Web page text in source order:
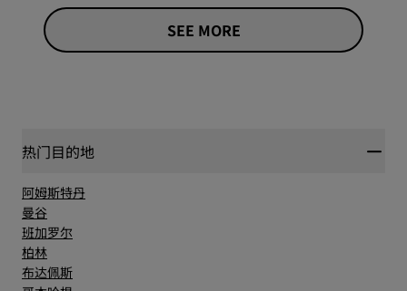
SEE MORE
热门目的地
阿姆斯特丹
曼谷
班加罗尔
柏林
布达佩斯